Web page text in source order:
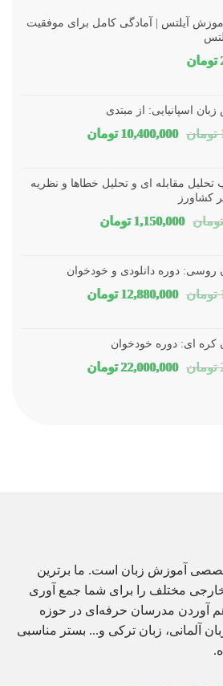
آیلتس | آمادگی کامل برای موفقیت
تومان
اسپانیایی: از مبتدی
تومان قیمت
بود.
10,400,000 تومانقیمت
است.
تحلیل مقابله ای و تحلیل خطاها و نظریه
کشاورز
تومان قیمت
بود.
1,150,000 تومانقیمت
است.
روسی: دوره دانلودی و خودخوان
تومان قیمت
بود.
12,880,000 تومانقیمت
کره ای: دوره خودخوان
تومان قیمت
22,000,000 تومانقیمت
تخصصی آموزش زبان است. ما برترین
مختلف را برای شما جمع آوری
آوردن مدرسان حرفه‌ای در حوزه
آلمانی، زبان ترکی و... بستر مناسبی